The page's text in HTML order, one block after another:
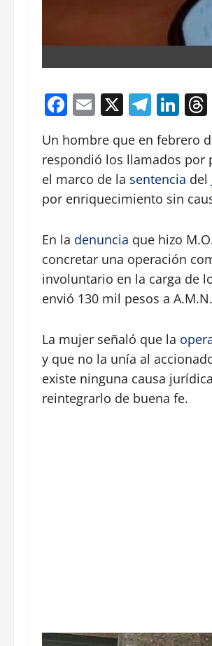
Facebook
Email
X
Un hombre que en febrero
respondió los llamados por
el marco de la sentencia del
por enriquecimiento sin
En la denuncia que hizo
concretar una operación
involuntario en la carga de
envió 130 mil pesos a A.M.N.
La mujer señaló que la
y que no la unía al
existe ninguna causa
reintegrarlo de buena fe.